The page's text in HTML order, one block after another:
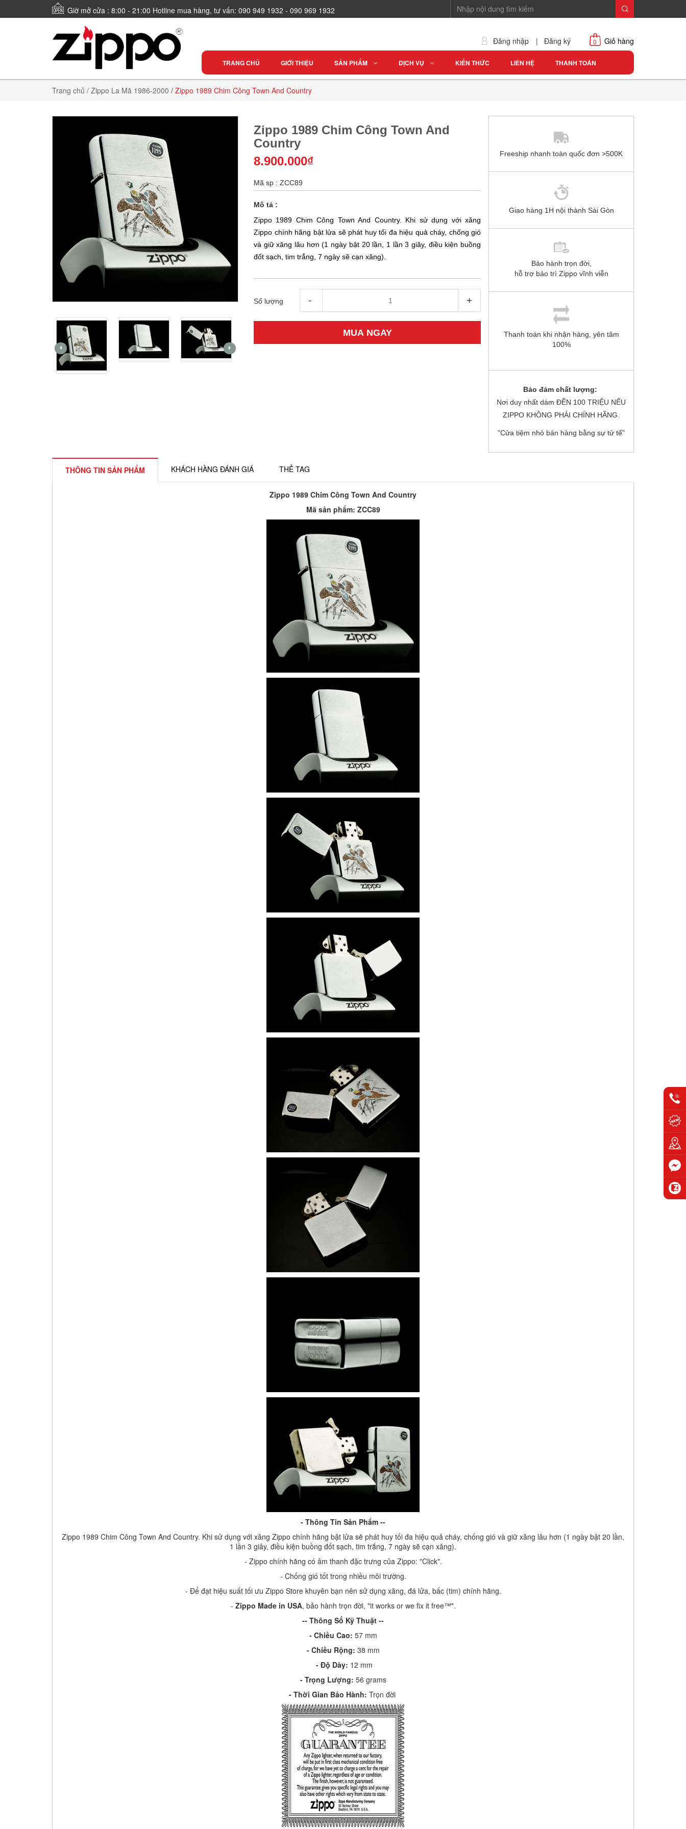
Giờ mở cửa : 8:00 - 21:00 Hotline mua hàng, tư vấn: 090 949 1932 - 090 969 1932
Đăng nhập | Đăng ký Giỏ hàng
0
TRANG CHỦ GIỚI THIỆU SẢN PHẨM DỊCH VỤ KIẾN THỨC LIÊN HỆ THANH TOÁN
Trang chủ / Zippo La Mã 1986-2000 / Zippo 1989 Chim Công Town And Country
Zippo 1989 Chim Công Town And
Country
8.900.000₫
Mã sp : ZCC89
Mô tả :
Zippo 1989 Chim Công Town And Country. Khi sử dụng với xăng
Zippo chính hãng bật lửa sẽ phát huy tối đa hiệu quả cháy, chống gió
và giữ xăng lâu hơn (1 ngày bật 20 lần, 1 lần 3 giây, điều kiện buồng
đốt sạch, tim trắng, 7 ngày sẽ cạn xăng).
Số lượng - +
MUA NGAY
Freeship nhanh toàn quốc đơn >500K
Giao hàng 1H nội thành Sài Gòn
Bảo hành trọn đời,
hỗ trợ bảo trì Zippo vĩnh viễn
Thanh toán khi nhận hàng, yên tâm
100%
Bảo đảm chất lượng:
Nơi duy nhất dám ĐỀN 100 TRIỆU NẾU
ZIPPO KHÔNG PHẢI CHÍNH HÃNG.
"Cửa tiệm nhỏ bán hàng bằng sự tử tế"
THÔNG TIN SẢN PHẨM KHÁCH HÀNG ĐÁNH GIÁ THẺ TAG
Zippo 1989 Chim Công Town And Country
Mã sản phẩm: ZCC89
- Thông Tin Sản Phẩm --
Zippo 1989 Chim Công Town And Country. Khi sử dụng với xăng Zippo chính hãng bật lửa sẽ phát huy tối đa hiệu quả cháy, chống gió và giữ xăng lâu hơn (1 ngày bật 20 lần,
1 lần 3 giây, điều kiện buồng đốt sạch, tim trắng, 7 ngày sẽ cạn xăng).
- Zippo chính hãng có âm thanh đặc trưng của Zippo: "Click".
- Chống gió tốt trong nhiều môi trường.
- Để đạt hiệu suất tối ưu Zippo Store khuyên bạn nên sử dụng xăng, đá lửa, bấc (tim) chính hãng.
- Zippo Made in USA, bảo hành trọn đời, "it works or we fix it free™".
-- Thông Số Kỹ Thuật --
- Chiều Cao: 57 mm
- Chiều Rộng: 38 mm
- Độ Dày: 12 mm
- Trọng Lượng: 56 grams
- Thời Gian Bảo Hành: Trọn đời